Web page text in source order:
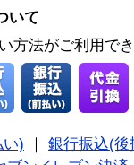
いて
方法がご利用で
い)
銀行振込(後